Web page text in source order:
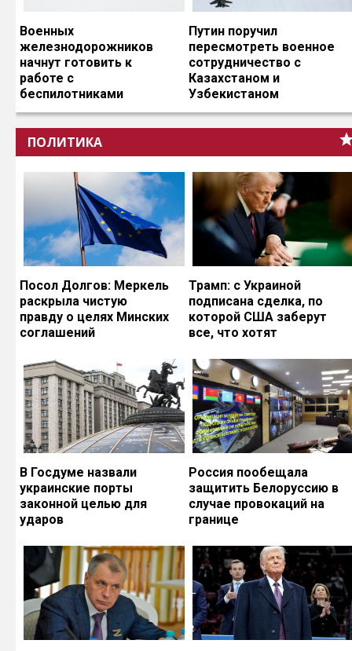
Военных
железнодорожников
начнут готовить к
работе с
беспилотниками
Путин поручил
пересмотреть военное
сотрудничество с
Казахстаном и
Узбекистаном
ПОЛИТИКА
Посол Долгов: Меркель
раскрыла чистую
правду о целях Минских
соглашений
Трамп: с Украиной
подписана сделка, по
которой США заберут
все, что хотят
В Госдуме назвали
украинские порты
законной целью для
ударов
Россия пообещала
защитить Белоруссию в
случае провокаций на
границе